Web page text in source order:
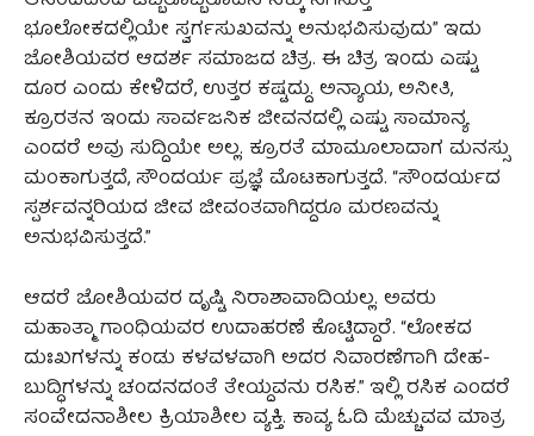
ಭೂಲೋಕದಲ್ಲಿಯೇ ಸ್ವರ್ಗಸುಖವನ್ನು ಅನುಭವಿಸುವುದು” ಇದು
ಜೋಶಿಯವರ ಆದರ್ಶ ಸಮಾಜದ ಚಿತ್ರ. ಈ ಚಿತ್ರ ಇಂದು ಎಷ್ಟು
ದೂರ ಎಂದು ಕೇಳಿದರೆ, ಉತ್ತರ ಕಷ್ಟದ್ದು. ಅನ್ಯಾಯ, ಅನೀತಿ,
ಕ್ರೂರತನ ಇಂದು ಸಾರ್ವಜನಿಕ ಜೀವನದಲ್ಲಿ ಎಷ್ಟು ಸಾಮಾನ್ಯ
ಎಂದರೆ ಅವು ಸುದ್ದಿಯೇ ಅಲ್ಲ. ಕ್ರೂರತೆ ಮಾಮೂಲಾದಾಗ ಮನಸ್ಸು
ಮಂಕಾಗುತ್ತದೆ, ಸೌಂದರ್ಯ ಪ್ರಜ್ಞೆ ಮೊಟಕಾಗುತ್ತದೆ. “ಸೌಂದರ್ಯದ
ಸ್ಪರ್ಶವನ್ನರಿಯದ ಜೀವ ಜೀವಂತವಾಗಿದ್ದರೂ ಮರಣವನ್ನು
ಅನುಭವಿಸುತ್ತದೆ.”
ಆದರೆ ಜೋಶಿಯವರ ದೃಷ್ಟಿ ನಿರಾಶಾವಾದಿಯಲ್ಲ. ಅವರು
ಮಹಾತ್ಮಾ ಗಾಂಧಿಯವರ ಉದಾಹರಣೆ ಕೊಟ್ಟಿದ್ದಾರೆ. “ಲೋಕದ
ದುಃಖಗಳನ್ನು ಕಂಡು ಕಳವಳವಾಗಿ ಅದರ ನಿವಾರಣೆಗಾಗಿ ದೇಹ-
ಬುದ್ಧಿಗಳನ್ನು ಚಂದನದಂತೆ ತೇಯ್ದವನು ರಸಿಕ.” ಇಲ್ಲಿ ರಸಿಕ ಎಂದರೆ
ಸಂವೇದನಾಶೀಲ ಕ್ರಿಯಾಶೀಲ ವ್ಯಕ್ತಿ. ಕಾವ್ಯ ಓದಿ ಮೆಚ್ಚುವವ ಮಾತ್ರ